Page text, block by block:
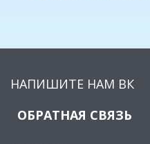
НАПИШИТЕ НАМ ВК
ОБРАТНАЯ СВЯЗЬ